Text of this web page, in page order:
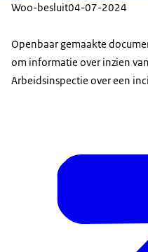
Woo-besluit04-07-2024
Openbaar gemaakte
om informatie over inzien
Arbeidsinspectie over een